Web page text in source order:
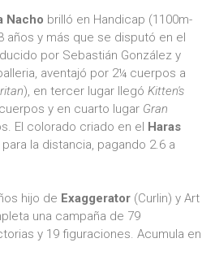
Nacho brilló en Handicap (1100m-
años y más que se disputó en el
por Sebastián González y
aventajó por 2¼ cuerpos a
), en tercer lugar llegó Kitten's
y en cuarto lugar Gran
El colorado criado en el
Haras
la distancia, pagando 2.6 a
hijo de Exaggerator (Curlin) y Art
una campaña de 79
y 19 figuraciones. Acumula en